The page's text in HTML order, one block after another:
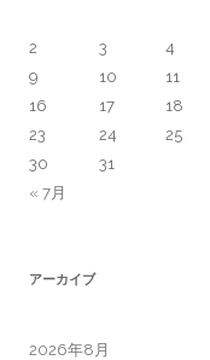
« 7月
2
3 4
9
10 11
16
17 18
23
24 25
30
31
アーカイブ
2026年8月